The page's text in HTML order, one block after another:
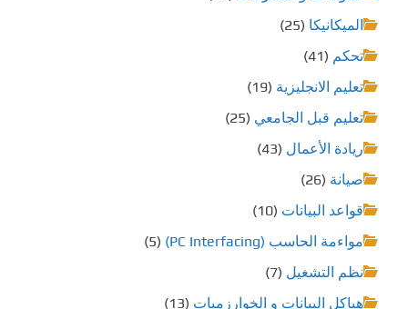
الميكانيكا (25)
تحكم (41)
تعليم الانجليزية (19)
تعليم قبل الجامعي (25)
ريادة الأعمال (43)
صيانة (26)
قواعد البيانات (10)
مواءمة الحاسب (PC Interfacing)
(5)
نظم التشغيل (7)
هياكل البيانات و الخوارزميات (13)